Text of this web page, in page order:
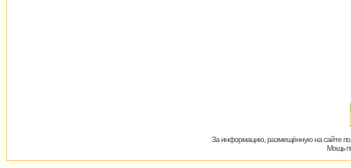
За информацию, размещённую на сайте
Мощь